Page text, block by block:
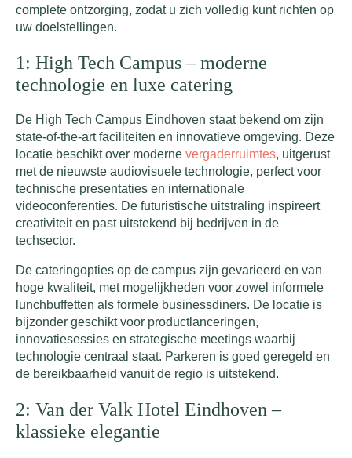
complete ontzorging, zodat u zich volledig kunt richten op
uw doelstellingen.
1: High Tech Campus – moderne
technologie en luxe catering
De High Tech Campus Eindhoven staat bekend om zijn
state-of-the-art faciliteiten en innovatieve omgeving. Deze
locatie beschikt over moderne vergaderruimtes, uitgerust
met de nieuwste audiovisuele technologie, perfect voor
technische presentaties en internationale
videoconferenties. De futuristische uitstraling inspireert
creativiteit en past uitstekend bij bedrijven in de
techsector.
De cateringopties op de campus zijn gevarieerd en van
hoge kwaliteit, met mogelijkheden voor zowel informele
lunchbuffetten als formele businessdiners. De locatie is
bijzonder geschikt voor productlanceringen,
innovatiesessies en strategische meetings waarbij
technologie centraal staat. Parkeren is goed geregeld en
de bereikbaarheid vanuit de regio is uitstekend.
2: Van der Valk Hotel Eindhoven –
klassieke elegantie